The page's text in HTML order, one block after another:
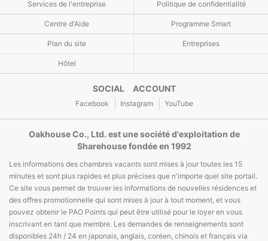
Services de l'entreprise Politique de confidentialité
Centre d'Aide Programme Smart
Plan du site Entreprises
Hôtel
SOCIAL ACCOUNT
Facebook Instagram YouTube
Oakhouse Co., Ltd. est une société d'exploitation de
Sharehouse fondée en 1992
Les informations des chambres vacants sont mises à jour toutes les 15
minutes et sont plus rapides et plus précises que n'importe quel site portail.
Ce site vous permet de trouver les informations de nouvelles résidences et
des offres promotionnelle qui sont mises à jour à tout moment, et vous
pouvez obtenir le PAO Points qui peut être utilisé pour le loyer en vous
inscrivant en tant que membre. Les demandes de renseignements sont
disponibles 24h / 24 en japonais, anglais, coréen, chinois et français via